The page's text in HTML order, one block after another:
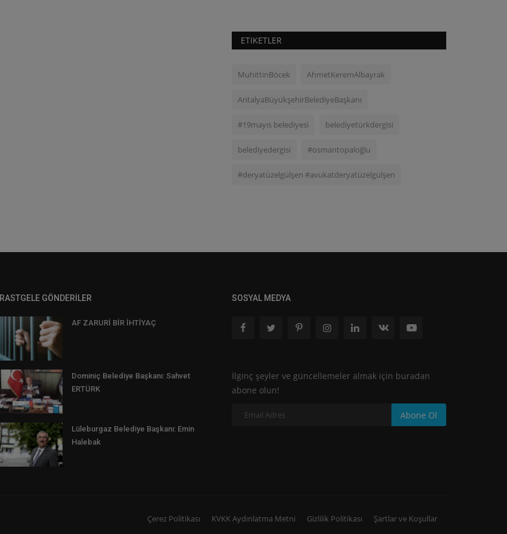
ETIKETLER
MuhittinBöcek AhmetKeremAlbayrak
AntalyaBüyükşehirBelediyeBaşkanı
#19mayıs belediyesi belediyetürkdergisi
belediyedergisi #osmantopaloğlu
#deryatüzelgülşen #avukatderyatüzelgülşen
RASTGELE GÖNDERİLER
AF ZARURİ BİR İHTİYAÇ
Dominiç Belediye Başkanı: Sahvet
ERTÜRK
Lüleburgaz Belediye Başkanı: Emin
Halebak
SOSYAL MEDYA
İlginç şeyler ve güncellemeler almak için buradan
abone olun!
Abone Ol
Çerez Politikası KVKK Aydınlatma Metni Gizlilik Politikası Şartlar ve Koşullar